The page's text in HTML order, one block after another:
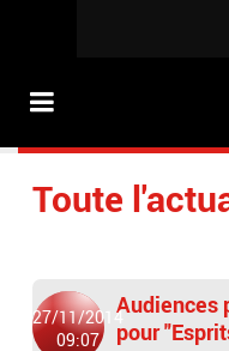
Toute
27/11/2014
09:07
Audiences
pour